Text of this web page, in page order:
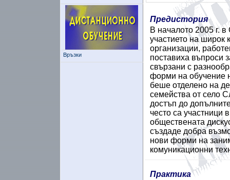
Връзки
Предистория
В началото 2005 г.
участието на широк
организации,
поставиха въпроси
свързани с
форми на обучение
беше отделено на
семейства от село
достъп до
често са
обществената
създаде добра
нови форми на
комуникационни
Практика